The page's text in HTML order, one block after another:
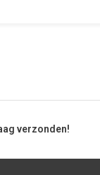
verzonden!